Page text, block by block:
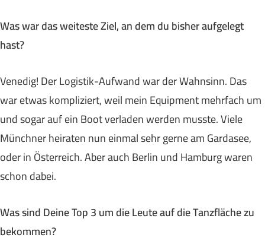
Was war das weiteste Ziel, an dem du bisher aufgelegt
hast?
Venedig! Der Logistik-Aufwand war der Wahnsinn. Das
war etwas kompliziert, weil mein Equipment mehrfach um
und sogar auf ein Boot verladen werden musste. Viele
Münchner heiraten nun einmal sehr gerne am Gardasee,
oder in Österreich. Aber auch Berlin und Hamburg waren
schon dabei.
Was sind Deine Top 3 um die Leute auf die Tanzfläche zu
bekommen?